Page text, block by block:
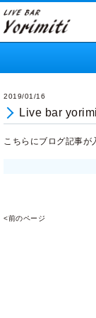
2019/01/16
Live bar
こちらにブログ記事が
<前のページ